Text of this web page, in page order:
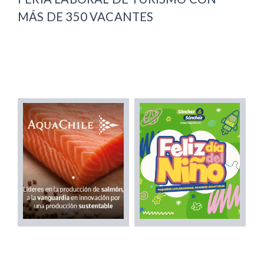
MÁS DE 350 VACANTES